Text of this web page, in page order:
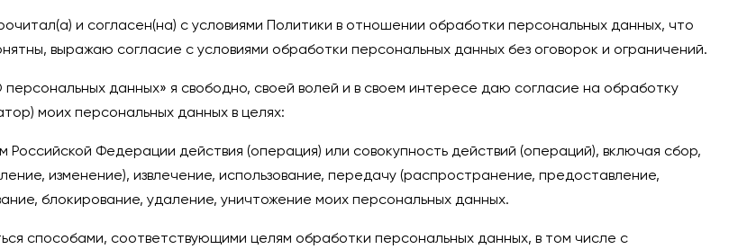
и согласен(на) с условиями Политики в отношении обработки персональных данных, что
выражаю согласие с условиями обработки персональных данных без оговорок и ограничений.
данных» я свободно, своей волей и в своем интересе даю согласие на обработку
моих персональных данных в целях:
Федерации действия (операция) или совокупность действий (операций), включая сбор,
изменение), извлечение, использование, передачу (распространение, предоставление,
блокирование, удаление, уничтожение моих персональных данных.
способами, соответствующими целям обработки персональных данных, в том числе с